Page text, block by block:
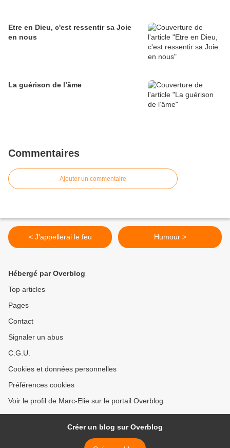
Etre en Dieu, c'est ressentir sa Joie
en nous
La guérison de l’âme
Commentaires
Ajouter un commentaire
< J'appellerai le feu Humour >
Hébergé par Overblog
Top articles
Pages
Contact
Signaler un abus
C.G.U.
Cookies et données personnelles
Préférences cookies
Voir le profil de Marc-Elie sur le portail Overblog
Créer un blog sur Overblog